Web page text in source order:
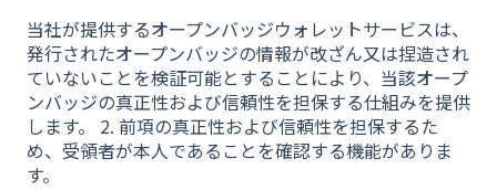
当社が提供するオープンバッジウォレットサービスは、
発行されたオープンバッジの情報が改ざん又は捏造され
ていないことを検証可能とすることにより、当該オープ
ンバッジの真正性および信頼性を担保する仕組みを提供
します。 2. 前項の真正性および信頼性を担保するた
め、受領者が本人であることを確認する機能がありま
す。